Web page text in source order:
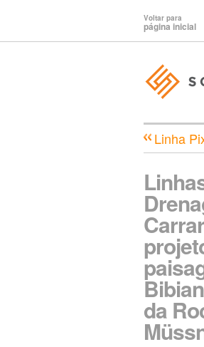
Voltar para
página inicial
Linha
da